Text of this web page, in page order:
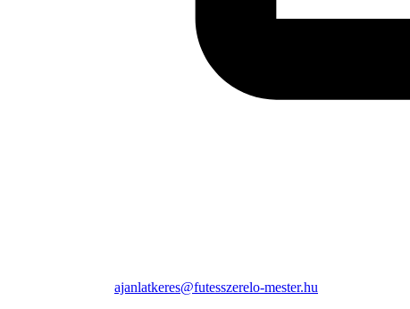
ajanlatkeres@futesszerelo-mester.hu